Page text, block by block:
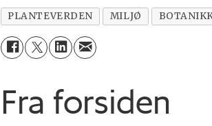
PLANTEVERDEN MILJØ
Fra forsiden